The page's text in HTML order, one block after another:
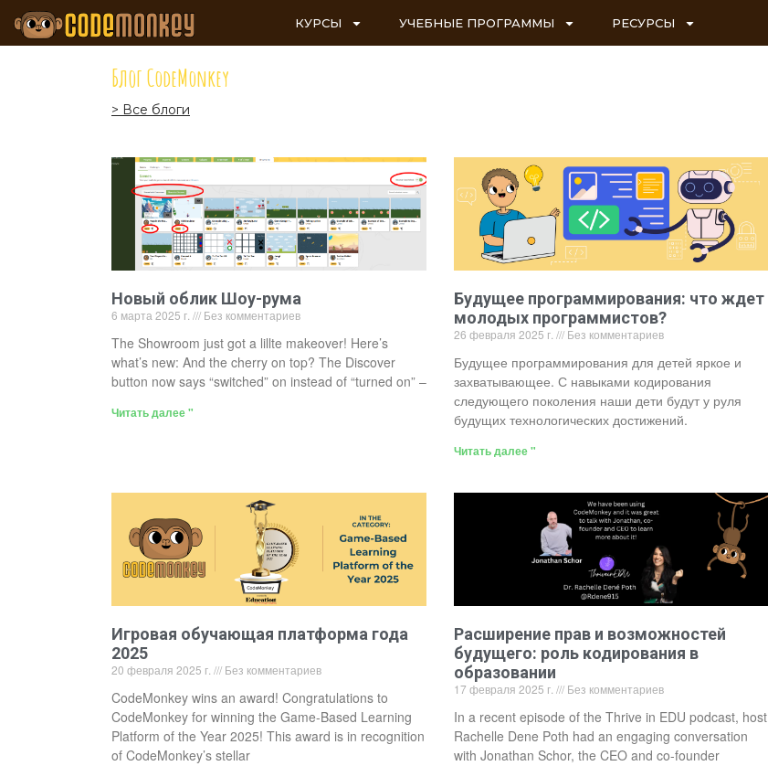
КУРСЫ УЧЕБНЫЕ ПРОГРАММЫ РЕСУРСЫ
Блог CodeMonkey
> Все блоги
Новый облик Шоу-рума
6 марта 2025 г. Без комментариев
The Showroom just got a lillte makeover! Here’s
what’s new: And the cherry on top? The Discover
button now says “switched” on instead of “turned on” –
Читать далее "
Будущее программирования: что ждет
молодых программистов?
26 февраля 2025 г. Без комментариев
Будущее программирования для детей яркое и
захватывающее. С навыками кодирования
следующего поколения наши дети будут у руля
будущих технологических достижений.
Читать далее "
Игровая обучающая платформа года
2025
20 февраля 2025 г. Без комментариев
CodeMonkey wins an award! Congratulations to
CodeMonkey for winning the Game-Based Learning
Platform of the Year 2025! This award is in recognition
of CodeMonkey’s stellar
Расширение прав и возможностей
будущего: роль кодирования в
образовании
17 февраля 2025 г. Без комментариев
In a recent episode of the Thrive in EDU podcast, host
Rachelle Dene Poth had an engaging conversation
with Jonathan Schor, the CEO and co-founder